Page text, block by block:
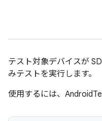
テスト対象デバイスが
みテストを実行します。
使用するには、